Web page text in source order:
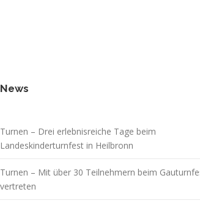
News
Turnen – Drei erlebnisreiche Tage beim
Landeskinderturnfest in Heilbronn
Turnen – Mit über 30 Teilnehmern beim
vertreten